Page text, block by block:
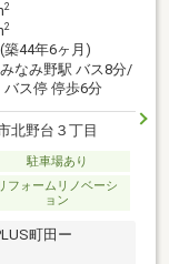
2
2
築44年6ヶ月)
なみ野駅 バス8分/
バス停 停歩6分
北野台３丁目
駐車場あり
フォームリノベーシ
ョン
町田ー